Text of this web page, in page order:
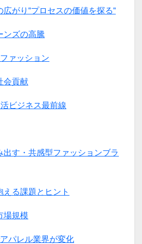
がり“プロセスの価値を探る“
ンズの高騰
ァッション
会貢献
ビジネス最前線
出す・共感型ファッションブラ
る課題とヒント
場規模
パレル業界が変化